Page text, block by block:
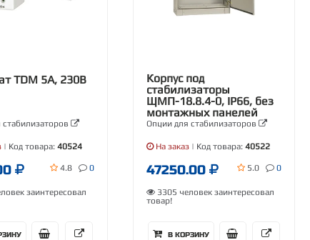
TDM 5А, 230В
| Код товара: 40524
4.8 0
заинтересовал
Корпус под
стабилизаторы
ЩМП-18.8.4-0, IP66, без
монтажных панелей
Опции для стабилизаторов
На заказ| Код товара: 40522
47250.00 5.0 0
3305 человек заинтересовал
товар!
В КОРЗИНУ